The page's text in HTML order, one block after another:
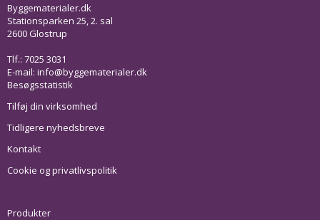
Byggematerialer.dk
Stationsparken 25, 2. sal
2600 Glostrup
Tlf.: 7025 3031
E-mail: info@byggematerialer.dk
Besøgsstatistik
Tilføj din virksomhed
Tidligere nyhedsbreve
Kontakt
Cookie og privatlivspolitik
Produkter